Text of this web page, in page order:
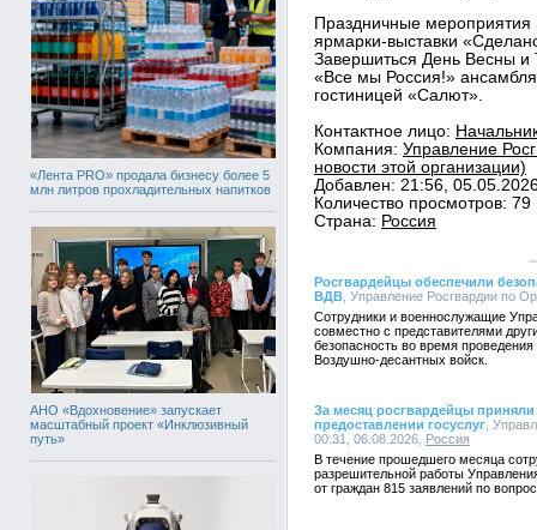
«Лента PRO» продала бизнесу более 5
млн литров прохладительных напитков
АНО «Вдохновение» запускает
масштабный проект «Инклюзивный
путь»
Праздничные мероприятия
ярмарки-выставки
Завершиться День Весны и
«Все мы Россия!»
гостиницей «Салют».
Контактное лицо:
Компания: Управление
новости этой организации)
Добавлен: 21:56,
Количество просмотров: 79
Страна: Россия
Росгвардейцы обеспечили
ВДВ , Управление Росгвардии по
Сотрудники и военнослужащие
совместно с представителями
безопасность во время
Воздушно-десантных войск.
За месяц росгвардейцы приняли
предоставлении госуслуг ,
00:31, 06.08.2026, Россия
В течение прошедшего месяца
разрешительной работы
от граждан 815 заявлений по